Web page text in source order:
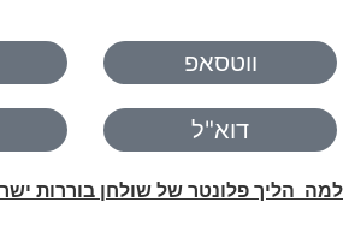
ווטסאפ
דוא"ל
למה הליך פלונטר של שולחן בוררות